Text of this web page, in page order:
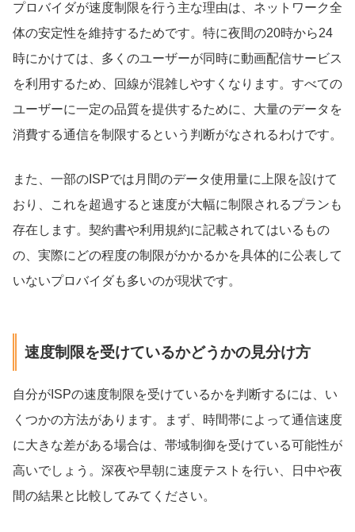
プロバイダが速度制限を行う主な理由は、ネットワーク全
体の安定性を維持するためです。特に夜間の20時から24
時にかけては、多くのユーザーが同時に動画配信サービス
を利用するため、回線が混雑しやすくなります。すべての
ユーザーに一定の品質を提供するために、大量のデータを
消費する通信を制限するという判断がなされるわけです。
また、一部のISPでは月間のデータ使用量に上限を設けて
おり、これを超過すると速度が大幅に制限されるプランも
存在します。契約書や利用規約に記載されてはいるもの
の、実際にどの程度の制限がかかるかを具体的に公表して
いないプロバイダも多いのが現状です。
速度制限を受けているかどうかの見分け方
自分がISPの速度制限を受けているかを判断するには、い
くつかの方法があります。まず、時間帯によって通信速度
に大きな差がある場合は、帯域制御を受けている可能性が
高いでしょう。深夜や早朝に速度テストを行い、日中や夜
間の結果と比較してみてください。